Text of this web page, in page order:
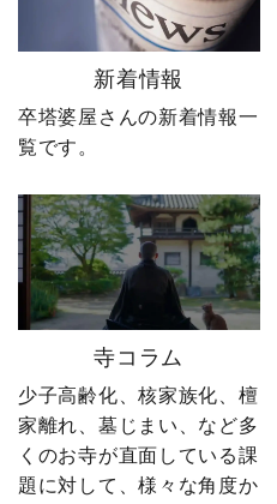
完結です。 あなたなら、
人生で一番大きな挑戦は
何ですか？ぜひコメント
で教えてください！ 「い
いね」「保存」「フォロ
ー」も励みになります。
ーーーーーー 創業明治15
年｜卒塔婆専門メーカー
東京・日の出町を拠点
に、全国6,000以上のお寺
とお取引する、 お寺のこ
とを知り尽くした“卒塔婆
屋”です。 卒塔婆に関する
疑問をわかりやすく解説
しながら、 住職・寺院向
けの有益な情報や やじ社
長の日常まで発信中！▶
@sotoubaya140 ご相談は
新着情報
卒塔婆屋さんの新着情報一
覧です。
寺コラム
少子高齢化、核家族化、檀
家離れ、墓じまい、など多
くのお寺が直面している課
題に対して、様々な角度か